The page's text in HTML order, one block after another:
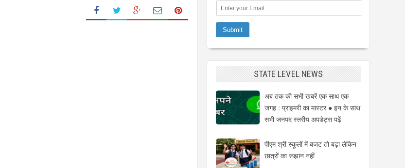
STATE LEVEL NEWS
अब तक की सभी खबरें एक साथ एक
जगह : प्राइमरी का मास्टर ● इन के साथ
सभी जनपद स्तरीय अपडेट्स पढ़ें
पीएम श्री स्कूलों में बजट तो बढ़ा लेकिन
छात्रों का रूझान नहीं